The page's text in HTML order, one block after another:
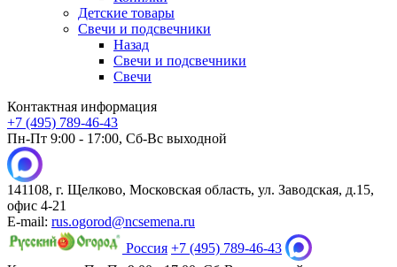
Детские товары
Свечи и подсвечники
Назад
Свечи и подсвечники
Свечи
Контактная информация
+7 (495) 789-46-43
Пн-Пт 9:00 - 17:00, Сб-Вс выходной
141108, г. Щелково, Московская область, ул. Заводская, д.15,
офис 4-21
E-mail: rus.ogorod@ncsemena.ru
Россия +7 (495) 789-46-43